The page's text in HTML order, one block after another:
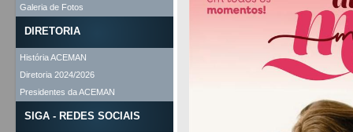
Galeria de Fotos
DIRETORIA
História ACEMAN
Diretoria 2024/2026
Presidentes da ACEMAN
SIGA - REDES SOCIAIS